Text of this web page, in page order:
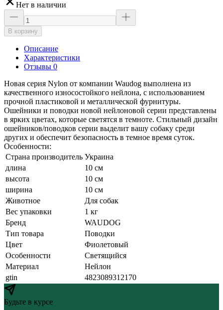
Нет в наличии
В корзину
Описание
Характеристики
Отзывы 0
Новая серия Nylon от компании Waudog выполнена из
качественного износостойкого нейлона, с использованием
прочной пластиковой и металлической фурнитуры.
Ошейники и поводки новой нейлоновой серии представлены
в ярких цветах, которые светятся в темноте. Стильный дизайн
ошейников/поводков серии выделит вашу собаку среди
других и обеспечит безопасность в темное время суток.
Особенности:
Страна производитель Украина
длина
10 см
высота
10 см
ширина
10 см
Животное
Для собак
Вес упаковки
1 кг
Бренд
WAUDOG
Тип товара
Поводки
Цвет
Фиолетовый
Особенности
Светящийся
Материал
Нейлон
gtin
4823089312170
Будьте в курсе